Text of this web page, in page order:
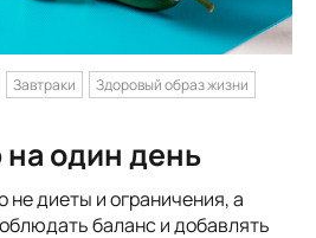
Завтраки
Здоровый образ жизни
один день
не диеты и ограничения, а
баланс и добавлять